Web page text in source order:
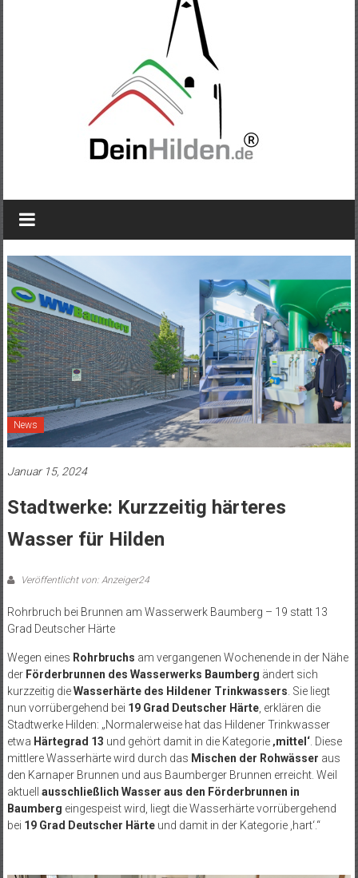
News
Januar 15, 2024
Stadtwerke: Kurzzeitig härteres
Wasser für Hilden
Veröffentlicht von: Anzeiger24
Rohrbruch bei Brunnen am Wasserwerk Baumberg – 19 statt 13
Grad Deutscher Härte
Wegen eines Rohrbruchs am vergangenen Wochenende in der Nähe
der Förderbrunnen des Wasserwerks Baumberg ändert sich
kurzzeitig dieWasserhärte des Hildener Trinkwassers. Sie liegt
nun vorrübergehend bei 19 Grad Deutscher Härte, erklären die
Stadtwerke Hilden: „Normalerweise hat das Hildener Trinkwasser
etwa Härtegrad 13 und gehört damit in die Kategorie ‚mittel‘. Diese
mittlere Wasserhärte wird durch das Mischen der Rohwässer aus
den Karnaper Brunnen und aus Baumberger Brunnen erreicht. Weil
aktuell ausschließlich Wasser aus den Förderbrunnen in
Baumberg eingespeist wird, liegt die Wasserhärte vorrübergehend
bei 19 Grad Deutscher Härteund damit in der Kategorie ‚hart‘.“